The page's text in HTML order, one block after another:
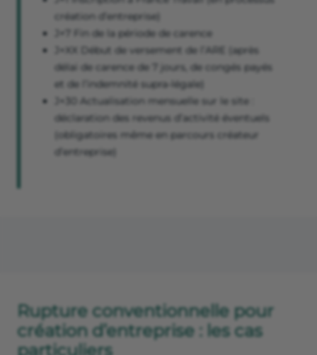
création d’entreprise)
J+7 Fin de la période de carence
J+XX Début de versement de l’ARE (après
délai de carence de 7 jours, de congés payés
et de l’indemnité supra-légale)
J+30 Actualisation mensuelle sur le site :
déclaration des revenus d’activité éventuels
(obligatoires même en parcours créateur
d’entreprise)
Rupture conventionnelle pour
création d’entreprise : les cas
particuliers